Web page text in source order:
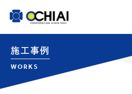
施工事例
WORKS